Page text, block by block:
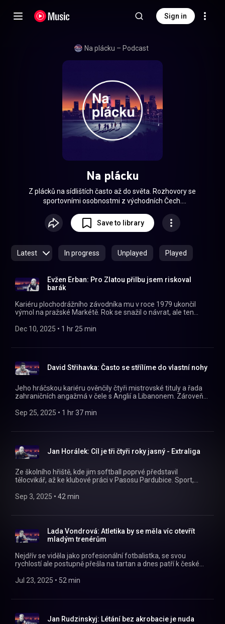
Sign in
Na plácku –⁠ Podcast
Na plácku
Z plácků na sídlištích často až do světa. Rozhovory se
sportovními osobnostmi z východních Čech.
https://twitter.com/naplackupodcast
https://facebook.com/naplackupodcast/
Save to library
Latest In progress Unplayed Played
Evžen Erban: Pro Zlatou přilbu jsem riskoval
barák
Kariéru plochodrážního závodníka mu v roce 1979 ukončil
výmol na pražské Markétě. Rok se snažil o návrat, ale ten
závodu Zlatá přilba nám Na plácku vypráví Evžen Erban!
Dec 10, 2025 • 1 hr 25 min
David Střihavka: Často se střílíme do vlastní nohy
Jeho hráčskou kariéru ověnčily čtyři mistrovské tituly a řada
zahraničních angažmá v čele s Anglií a Libanonem. Zároveň
trenéřinu. Přes mládež Slavie se dostal až do první ligy, kde
https://twitter.com/naplackupodcast
https://facebook.com/naplackupodcast/
Sep 25, 2025 • 1 hr 37 min
Jan Horálek: Cíl je tři čtyři roky jasný - Extraliga
Ze školního hřiště, kde jim softball poprvé představil
tělocvikář, až ke klubové práci v Pasosu Pardubice. Sport,
jako hráče, trenéra i funkcionáře. V tomhle díle si povídáme o
námi tentokrát byl Jan Horálek.
Sep 3, 2025 • 42 min
Lada Vondrová: Atletika by se měla víc otevřít
mladým trenérům
Nejdřív se viděla jako profesionální fotbalistka, se svou
rychlostí ale postupně přešla na tartan a dnes patří k české
bude potřeba? A jaká je konkurence v ženském kolektivu?
https://facebook.com/naplackupodcast/
Jul 23, 2025 • 52 min
Jan Rudzinskyj: Létání bez akrobacie je nuda